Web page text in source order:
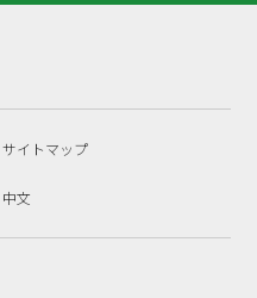
サイトマップ
中文